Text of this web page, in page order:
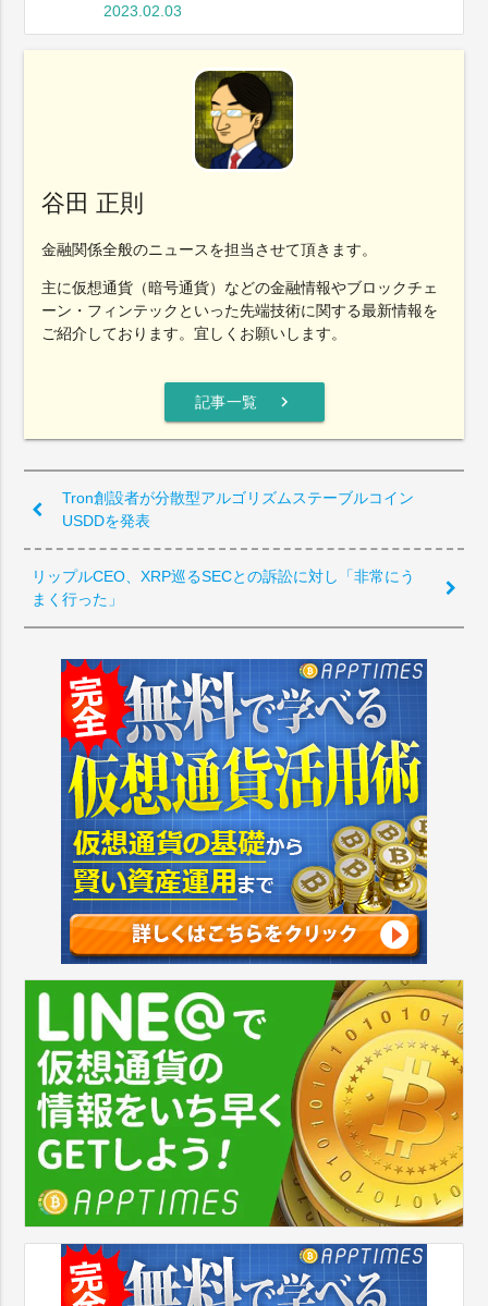
2023.02.03
谷田 正則
金融関係全般のニュースを担当させて頂きます。
主に仮想通貨（暗号通貨）などの金融情報やブロックチェ
ーン・フィンテックといった先端技術に関する最新情報を
ご紹介しております。宜しくお願いします。
記事一覧 chevron_right
Tron創設者が分散型アルゴリズムステーブルコイン
USDDを発表
リップルCEO、XRP巡るSECとの訴訟に対し「非常にう
まく行った」